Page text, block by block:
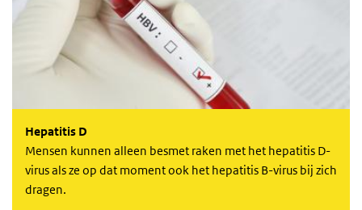
Hepatitis D
Mensen kunnen alleen besmet raken met het hepatitis D-
virus als ze op dat moment ook het hepatitis B-virus bij zich
dragen.